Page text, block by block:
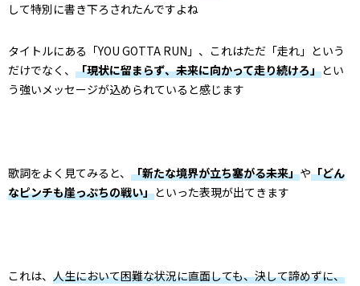
して特別に書き下ろされたんですよね
タイトルにある「YOU GOTTA RUN」、これはただ「走れ」という
だけでなく、 「現状に留まらず、未来に向かって走り続けろ」とい
う強いメッセージが込められていると感じます
歌詞をよく見てみると、 「新たな境界が立ち塞がる未来」や「どん
なピンチも崖っぷちの戦い」といった表現が出てきます
これは、 人生において困難な状況に直面しても、決して諦めずに、